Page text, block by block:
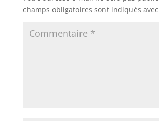
champs obligatoires sont indiqués avec